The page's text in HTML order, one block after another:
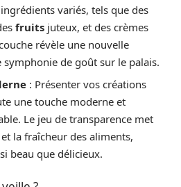
variés, tels que des
fruits juteux, et des crèmes
révèle une nouvelle
de goût sur le palais.
: Présenter vos créations
une touche moderne et
Le jeu de transparence met
la fraîcheur des aliments,
beau que délicieux.